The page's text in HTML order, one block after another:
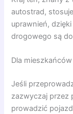
autostrad,
uprawnień,
drogowego są
Dla
Jeśli
zazwyczaj przez
prowadzić